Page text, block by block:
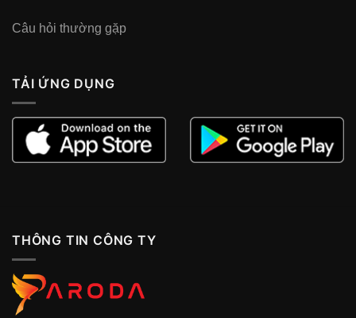
Câu hỏi thường gặp
TẢI ỨNG DỤNG
THÔNG TIN CÔNG TY